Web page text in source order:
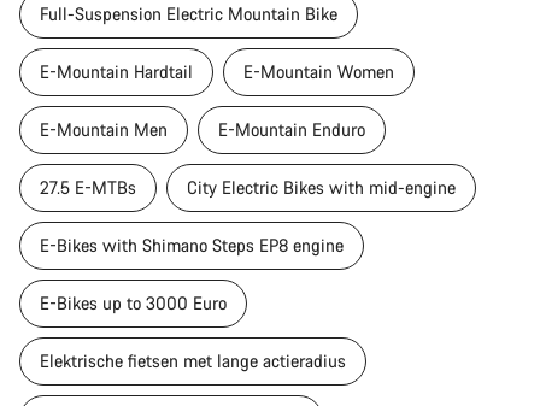
Full-Suspension Electric Mountain Bike
E-Mountain Hardtail E-Mountain Women
E-Mountain Men E-Mountain Enduro
27.5 E-MTBs City Electric Bikes with mid-engine
E-Bikes with Shimano Steps EP8 engine
E-Bikes up to 3000 Euro
Elektrische fietsen met lange actieradius